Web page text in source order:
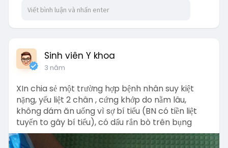
Sinh viên Y khoa
3 năm
XIn chia sẻ một trường hợp bệnh nhân suy kiệt
nặng, yếu liệt 2 chân , cứng khớp do nằm lâu,
không dám ăn uống vì sợ bí tiểu (BN có tiền liệt
tuyến to gây bí tiểu), có dấu rắn bò trên bụng